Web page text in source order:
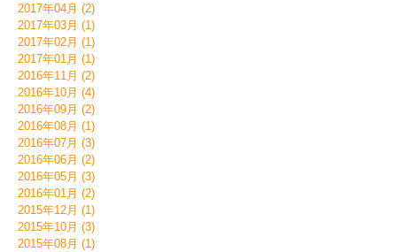
2017年04月 (2)
2017年03月 (1)
2017年02月 (1)
2017年01月 (1)
2016年11月 (2)
2016年10月 (4)
2016年09月 (2)
2016年08月 (1)
2016年07月 (3)
2016年06月 (2)
2016年05月 (3)
2016年01月 (2)
2015年12月 (1)
2015年10月 (3)
2015年08月 (1)